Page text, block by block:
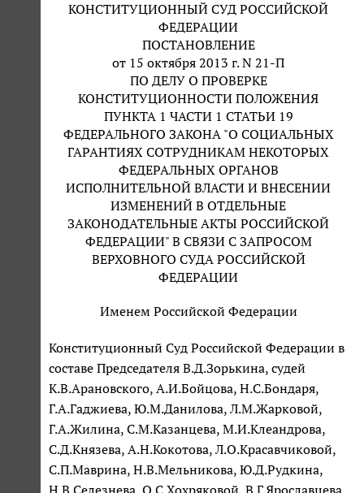
КОНСТИТУЦИОННЫЙ СУД РОССИЙСКОЙ
ФЕДЕРАЦИИ
ПОСТАНОВЛЕНИЕ
от 15 октября 2013 г. N 21-П
ПО ДЕЛУ О ПРОВЕРКЕ
КОНСТИТУЦИОННОСТИ ПОЛОЖЕНИЯ
ПУНКТА 1 ЧАСТИ 1 СТАТЬИ 19
ФЕДЕРАЛЬНОГО ЗАКОНА "О СОЦИАЛЬНЫХ
ГАРАНТИЯХ СОТРУДНИКАМ НЕКОТОРЫХ
ФЕДЕРАЛЬНЫХ ОРГАНОВ
ИСПОЛНИТЕЛЬНОЙ ВЛАСТИ И ВНЕСЕНИИ
ИЗМЕНЕНИЙ В ОТДЕЛЬНЫЕ
ЗАКОНОДАТЕЛЬНЫЕ АКТЫ РОССИЙСКОЙ
ФЕДЕРАЦИИ" В СВЯЗИ С ЗАПРОСОМ
ВЕРХОВНОГО СУДА РОССИЙСКОЙ
ФЕДЕРАЦИИ
Именем Российской Федерации
Конституционный Суд Российской Федерации в
составе Председателя В.Д.Зорькина, судей
К.В.Арановского, А.И.Бойцова, Н.С.Бондаря,
Г.А.Гаджиева, Ю.М.Данилова, Л.М.Жарковой,
Г.А.Жилина, С.М.Казанцева, М.И.Клеандрова,
С.Д.Князева, А.Н.Кокотова, Л.О.Красавчиковой,
С.П.Маврина, Н.В.Мельникова, Ю.Д.Рудкина,
Н.В.Селезнева, О.С.Хохряковой, В.Г.Ярославцева,